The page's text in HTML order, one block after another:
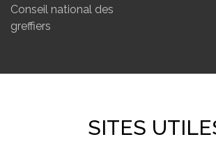
Conseil national des
greffiers
SITES